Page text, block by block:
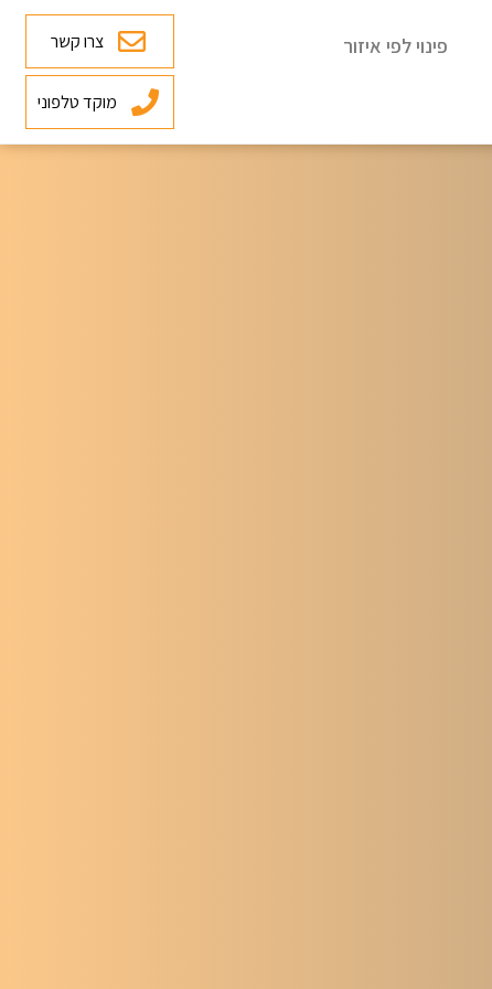
פינוי לפי איזור צרו קשר
מוקד טלפוני